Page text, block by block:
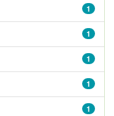
1
1
1
1
1